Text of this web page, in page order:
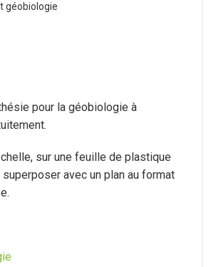
géobiologie
pour la géobiologie à
sur une feuille de plastique
avec un plan au format